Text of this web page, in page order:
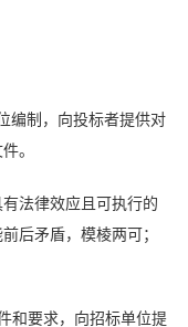
编制，向投标者提供对
。
法律效应且可执行的
后矛盾，模棱两可；
和要求，向招标单位提